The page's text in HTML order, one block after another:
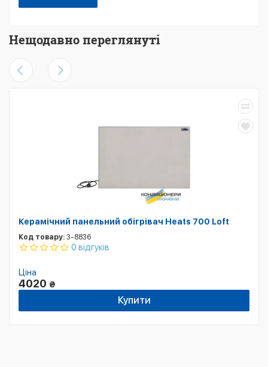
Нещодавно переглянуті
Керамічний панельний обігрівач Heats 700 Loft
Код товару: 3-8836
0 відгуків
Ціна
4020 ₴
Купити